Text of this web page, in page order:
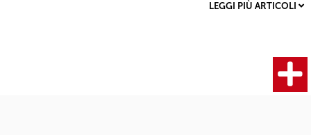
LEGGI PIÙ ARTICOLI